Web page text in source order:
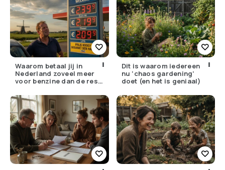
Waarom betaal jij in
Nederland zoveel meer
voor benzine dan de rest
Dit is waarom iedereen
nu ‘chaos gardening’
doet (en het is geniaal)